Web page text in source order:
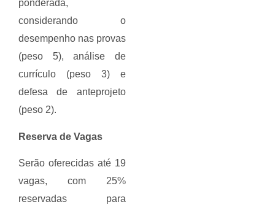
ponderada,
considerando o
desempenho nas provas
(peso 5), análise de
currículo (peso 3) e
defesa de anteprojeto
(peso 2).
Reserva de Vagas
Serão oferecidas até 19
vagas, com 25%
reservadas para